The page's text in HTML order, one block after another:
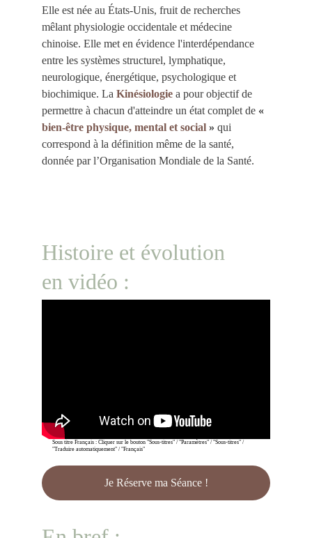
Elle est née au États-Unis, fruit de recherches
mêlant physiologie occidentale et médecine
chinoise. Elle met en évidence l'interdépendance
entre les systèmes structurel, lymphatique,
neurologique, énergétique, psychologique et
biochimique. La Kinésiologie a pour objectif de
permettre à chacun d'atteindre un état complet de «
bien-être physique, mental et social » qui
correspond à la définition même de la santé,
donnée par l’Organisation Mondiale de la Santé.
Histoire et évolution
en vidéo :
Sous titre Français : Cliquer sur le bouton "Sous-titres" / "Paramètres" / "Sous-titres" /
"Traduire automatiquement" / "Français"
Je Réserve ma Séance !